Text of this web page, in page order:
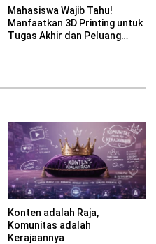
Mahasiswa Wajib Tahu!
Manfaatkan 3D Printing untuk
Tugas Akhir dan Peluang
Konten adalah Raja,
Komunitas adalah
Kerajaannya